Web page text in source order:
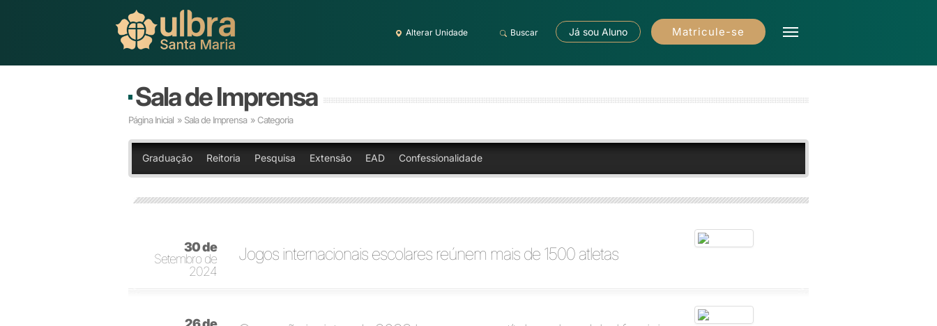
Alterar Unidade Buscar Já sou Aluno Matricule-se
Sala de Imprensa
Página Inicial » Sala de Imprensa » Categoria
Graduação Reitoria Pesquisa Extensão EAD Confessionalidade
30 de
Setembro de
2024
Jogos internacionais escolares reúnem mais de 1500 atletas